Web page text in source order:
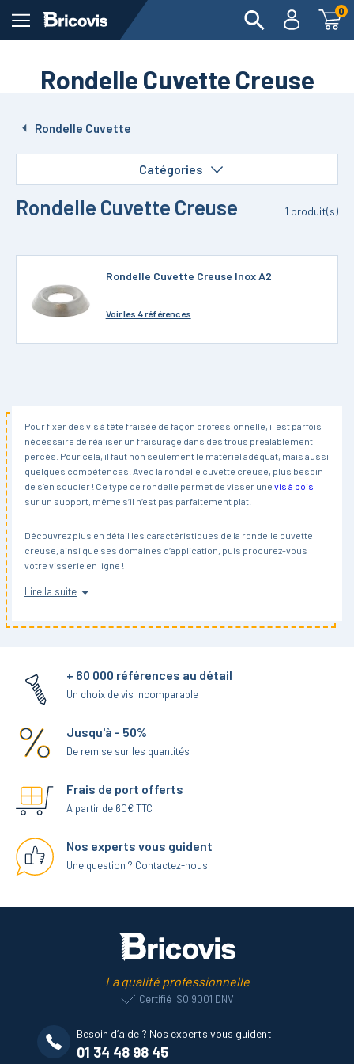
0
Rondelle Cuvette Creuse
Rondelle Cuvette
Catégories
Rondelle Cuvette Creuse 1 produit(s)
Rondelle Cuvette Creuse Inox A2
Voirles 4 références
Pour fixer des vis à tête fraisée de façon professionnelle, il est parfois
nécessaire de réaliser un fraisurage dans des trous préalablement
percés. Pour cela, il faut non seulement le matériel adéquat, mais aussi
quelques compétences. Avec la rondelle cuvette creuse, plus besoin
de s’en soucier ! Ce type de rondelle permet de visser une vis à bois
sur un support, même s’il n’est pas parfaitement plat.
Découvrez plus en détail les caractéristiques de la rondelle cuvette
creuse, ainsi que ses domaines d’application, puis procurez-vous
votre visserie en ligne !
Qu’est-ce qu’une rondelle cuvette creuse ?
nominal), et le sommet de larondelle .
contact avec le support, n’est pas faite d’un matériau plein : elle est
creuse. De ce fait, on l’appelle aussi « rondelle emboutie ».
La rondelle cuvette, qu’elle soit creuse ou pleine, a vocation à être
cuvette permet en effet d’accueillir la tête de vis, sans que celle-ci ne
dépasse.
favorisant la répartition de la pression.
visserie peu onéreux, et bien sûr moins cher qu’une rondelle cuvette
pleine. Mais cela la rend aussi plus sensible au risque de déformation
Lire la suite
+ 60 000 références au détail
Un choix de vis incomparable
Jusqu'à - 50%
De remise sur les quantités
Frais de port offerts
A partir de 60€ TTC
Nos experts vous guident
Une question ? Contactez-nous
La qualité professionnelle
Certifié ISO 9001 DNV
Besoin d’aide ? Nos experts vous guident
01 34 48 98 45